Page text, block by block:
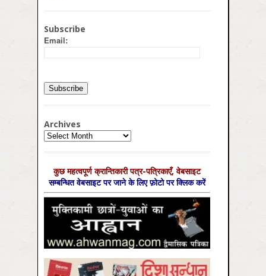
Subscribe
Email:
Archives
Archives
कुछ महत्‍वपूर्ण क्रान्तिकारी पत्र-पत्रिकाएँ, वेबसाइट
सम्‍बन्धित वेबसाइट पर जाने के लिए फ़ोटो पर क्लिक करें